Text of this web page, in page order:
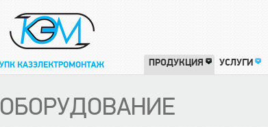
ПРОДУКЦИЯ УСЛУГИ
ОБОРУДОВАНИЕ